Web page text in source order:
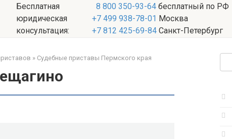
Бесплатная
юридическая
консультация:
8 800 350-93-64бесплатный по РФ
+7 499 938-78-01 Москва
+7 812 425-69-84Санкт-Петербург
» Судебные приставы Пермского края